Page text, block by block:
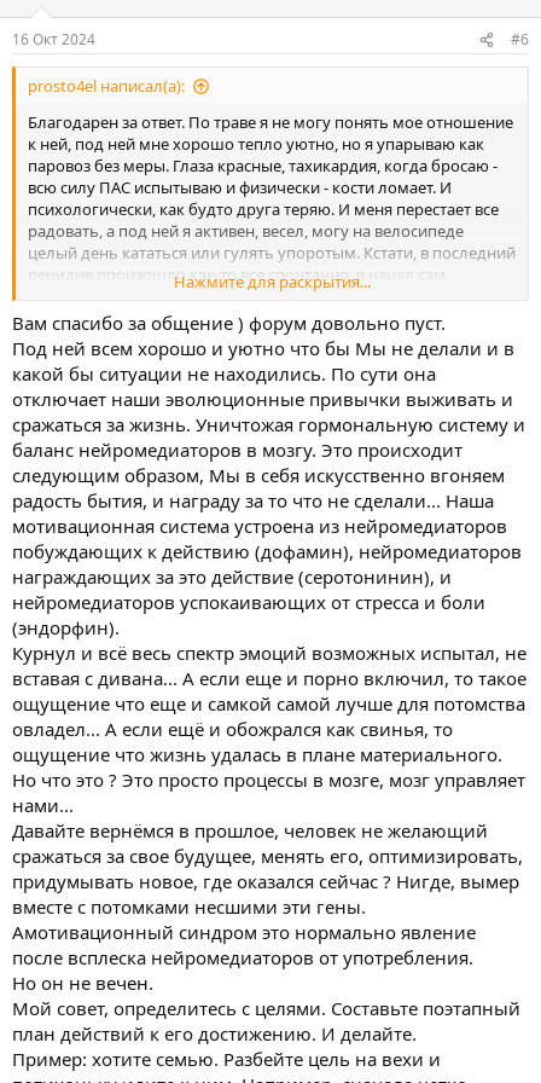
я наоборот под ней особо могу не есть, а без неё жру как не в
себя. Ну дофаминовые рецепторы получается нарушены? щас
не курю 17 дней.незнаю прям зачем сюда написал, но честно,
вы мне помогли понять, что это говно и я вас считаю своими
хорошими друзьями. Я ещё только на пути, и возможны вновь
падения, но для себя воспринимаю это как войну. И я должен
победить. Вообщем всем мир. Марихуана, это нихрена не
лёгкий наркотик, это зло, просто медленное и очень коварное.
Надеюсь кому-то моя история поможет, буду рад комментам и
как нибудь пойже напишу ещё.
16 Окт 2024 #6
prosto4el написал(а):
Благодарен за ответ. По траве я не могу понять мое отношение
к ней, под ней мне хорошо тепло уютно, но я упарываю как
паровоз без меры. Глаза красные, тахикардия, когда бросаю -
всю силу ПАС испытываю и физически - кости ломает. И
психологически, как будто друга теряю. И меня перестает все
радовать, а под ней я активен, весел, могу на велосипеде
целый день кататься или гулять упоротым. Кстати, в последний
рецидив произошло как-то все спонтанно, я начал сам
выращивать в мини-боксе, получилась херня(мало), и я начал
бегать по кладам уже сам даже без друга, а потом снова друг
появился, и я перестал ходить по кладам. А без неё я как овощ -
амотивация, вроде и хочу поехать на велике, а вроде и не
хочется, и я чаще дома сижу. Эмоций меньше и агрессия
порою невынужденная. Бросить для меня, ну ради семьи, я же
хочу семью-таки, детей. Для здоровья тоже, мой мозг
понимает, что это неправильно, но я порою срываюсь, и
системное потребление начинается. А после года ну
воздержания гдето, я забываю про это и гдето в подсознании
она всплывает и я ее ищу, забывая как было плохо первые
месяцы бросания. и затягивает.
Нажмите для раскрытия...
Вам спасибо за общение ) форум довольно пуст.
Под ней всем хорошо и уютно что бы Мы не делали и в
какой бы ситуации не находились. По сути она
отключает наши эволюционные привычки выживать и
сражаться за жизнь. Уничтожая гормональную систему и
баланс нейромедиаторов в мозгу. Это происходит
следующим образом, Мы в себя искусственно вгоняем
радость бытия, и награду за то что не сделали... Наша
мотивационная система устроена из нейромедиаторов
побуждающих к действию (дофамин), нейромедиаторов
награждающих за это действие (серотонинин), и
нейромедиаторов успокаивающих от стресса и боли
(эндорфин).
Курнул и всё весь спектр эмоций возможных испытал, не
вставая с дивана... А если еще и порно включил, то такое
ощущение что еще и самкой самой лучше для потомства
овладел... А если ещё и обожрался как свинья, то
ощущение что жизнь удалась в плане материального.
Но что это ? Это просто процессы в мозге, мозг управляет
нами...
Давайте вернёмся в прошлое, человек не желающий
сражаться за свое будущее, менять его, оптимизировать,
придумывать новое, где оказался сейчас ? Нигде, вымер
вместе с потомками несшими эти гены.
Амотивационный синдром это нормально явление
после всплеска нейромедиаторов от употребления.
Но он не вечен.
Мой совет, определитесь с целями. Составьте поэтапный
план действий к его достижению. И делайте.
Пример: хотите семью. Разбейте цель на вехи и